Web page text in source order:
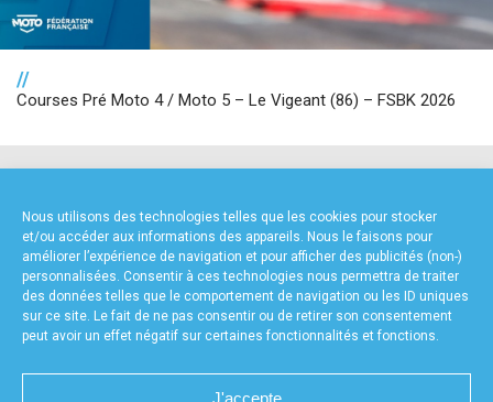
Nous utilisons des technologies telles que les cookies pour stocker
et/ou accéder aux informations des appareils. Nous le faisons pour
améliorer l’expérience de navigation et pour afficher des publicités (non-)
personnalisées. Consentir à ces technologies nous permettra de traiter
des données telles que le comportement de navigation ou les ID uniques
sur ce site. Le fait de ne pas consentir ou de retirer son consentement
peut avoir un effet négatif sur certaines fonctionnalités et fonctions.
J'accepte
//
Courses Pré Moto 4 / Moto 5 – Le Vigeant (86) – FSBK 2026